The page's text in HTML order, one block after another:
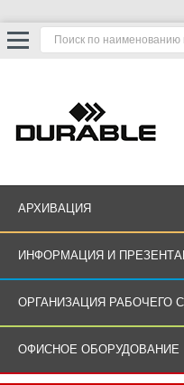
АРХИВАЦИЯ
ИНФОРМАЦИЯ И
ОРГАНИЗАЦИЯ РАБОЧЕГО
ОФИСНОЕ ОБОРУДОВАНИЕ